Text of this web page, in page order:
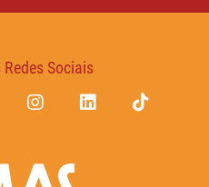
Sociais